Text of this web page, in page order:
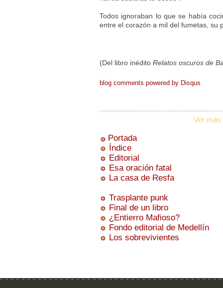
Todos ignoraban lo que se había
entre el corazón a mil del fumetas, su
(Del libro inédito Relatos oscuros de
blog comments powered by Disqus
Ver más
Portada
Índice
Editorial
Esa oración fatal
La casa de Resfa
Trasplante punk
Final de un libro
¿Entierro Mafioso?
Fondo editorial de Medellín
Los sobrevivientes